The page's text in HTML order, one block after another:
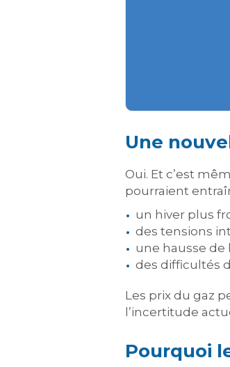
Une
Oui. Et c’est
pourraient
un hiver plus
des tensions
une hausse de
des difficultés
Les prix du gaz
l’incertitude
Pourquoi